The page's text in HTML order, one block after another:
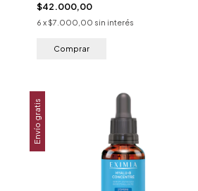
$42.000,00
6 x $7.000,00 sin interés
Envío gratis